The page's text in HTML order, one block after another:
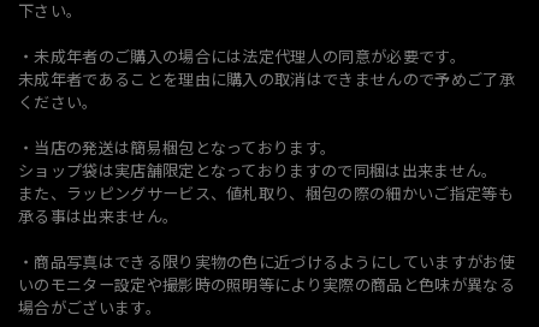
下さい。
・未成年者のご購入の場合には法定代理人の同意が必要です。
未成年者であることを理由に購入の取消はできませんので予めご了承
ください。
・当店の発送は簡易梱包となっております。
ショップ袋は実店舗限定となっておりますので同梱は出来ません。
また、ラッピングサービス、値札取り、梱包の際の細かいご指定等も
承る事は出来ません。
・商品写真はできる限り実物の色に近づけるようにしていますがお使
いのモニター設定や撮影時の照明等により実際の商品と色味が異なる
場合がございます。